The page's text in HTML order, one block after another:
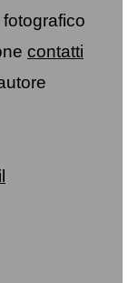
contatti